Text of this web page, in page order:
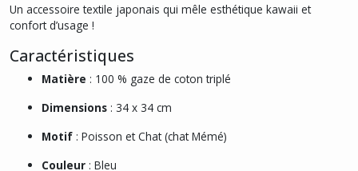
Un accessoire textile japonais qui mêle esthétique kawaii et
confort d’usage !
Caractéristiques
Matière : 100 % gaze de coton triplé
Dimensions : 34 x 34 cm
Motif : Poisson et Chat (chat Mémé)
Couleur : Bleu